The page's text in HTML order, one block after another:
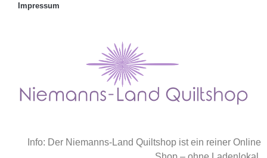
Impressum
Info: Der Niemanns-Land Quiltshop ist ein reiner Online